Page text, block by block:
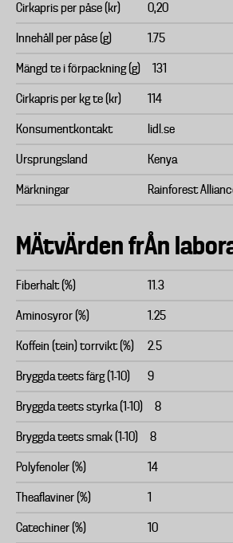
Cirkapris per påse (kr) 0,20
Innehåll per påse (g) 1.75
Mängd te i förpackning (g) 131
Cirkapris per kg te (kr) 114
Konsumentkontakt lidl.se
Ursprungsland Kenya
Märkningar Rainforest
MÄtvÄrden frÅn
Fiberhalt (%) 11.3
Aminosyror (%) 1.25
Koffein (tein) torrvikt (%) 2.5
Bryggda teets färg (1-10) 9
Bryggda teets styrka (1-10) 8
Bryggda teets smak (1-10) 8
Polyfenoler (%) 14
Theaflaviner (%) 1
Catechiner (%) 10